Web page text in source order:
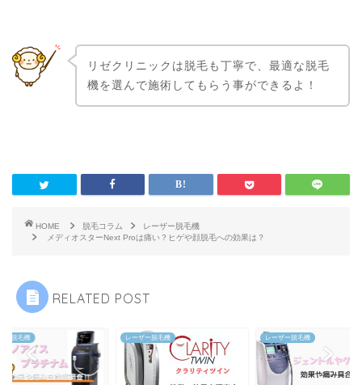
リゼクリニックは脱毛も丁寧で、最適な脱毛
機を選んで施術してもらう事ができるよ！
HOME 脱毛コラム
レーザー脱毛機
メディオスターNext Proは痛い？ヒゲや顔脱毛への効果は？
RELATED POST
ー脱毛機 レーザー脱毛機 レーザー脱毛機